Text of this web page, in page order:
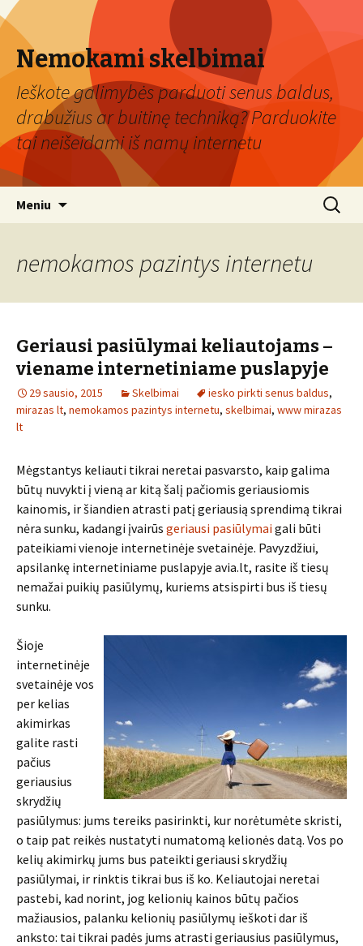
Nemokami skelbimai
Ieškote galimybės parduoti senus baldus,
drabužius ar buitinę techniką? Parduokite
tai neišeidami iš namų internetu
Meniu Ieškoti:
nemokamos pazintys internetu
Geriausi pasiūlymai keliautojams –
viename internetiniame puslapyje
29 sausio, 2015 Skelbimai iesko pirkti senus baldus,
mirazas lt, nemokamos pazintys internetu, skelbimai, www mirazas
lt
Mėgstantys keliauti tikrai neretai pasvarsto, kaip galima
būtų nuvykti į vieną ar kitą šalį pačiomis geriausiomis
kainomis, ir šiandien atrasti patį geriausią sprendimą tikrai
nėra sunku, kadangi įvairūs geriausi pasiūlymaigali būti
pateikiami vienoje internetinėje svetainėje. Pavyzdžiui,
apsilankę internetiniame puslapyje avia.lt, rasite iš tiesų
nemažai puikių pasiūlymų, kuriems atsispirti bus iš tiesų
sunku.
Šioje
internetinėje
svetainėje vos
per kelias
akimirkas
galite rasti
pačius
geriausius
skrydžių
pasiūlymus: jums tereiks pasirinkti, kur norėtumėte skristi,
o taip pat reikės nustatyti numatomą kelionės datą. Vos po
kelių akimirkų jums bus pateikti geriausi skrydžių
pasiūlymai, ir rinktis tikrai bus iš ko. Keliautojai neretai
pastebi, kad norint, jog kelionių kainos būtų pačios
mažiausios, palanku kelionių pasiūlymų ieškoti dar iš
anksto: tai tikrai padės jums atrasti geriausius pasiūlymus,